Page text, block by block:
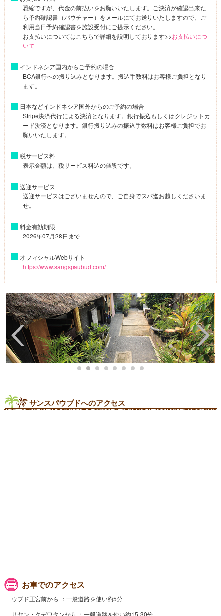
恐縮ですが、代金の前払いをお願いいたします。ご決済が確認出来た
ら予約確認書（バウチャー）をメールにてお送りいたしますので、ご
利用当日予約確認書を施設受付にご提示ください。
お支払いについてはこちらで詳細を説明しております>>お支払いにつ
いて
インドネシア国内からご予約の場合
BCA銀行への振り込みとなります。振込手数料はお客様ご負担となり
ます。
日本などインドネシア国外からのご予約の場合
Stripe決済代行による決済となります。銀行振込もしくはクレジットカ
ード決済となります。銀行振り込みの振込手数料はお客様ご負担でお
願いいたします。
税サービス料
表示金額は、税サービス料込の値段です。
送迎サービス
送迎サービスはございませんので、ご自身でスパ迄お越しくださいま
せ。
料金有効期限
2026年07月28日まで
オフィシャルWebサイト
https://www.sangspaubud.com/
サンスパウブドへのアクセス
お車でのアクセス
ウブド王宮前から
一般道路を使い約5分
サヤン・クデワタンから
一般道路を使い約15-30分